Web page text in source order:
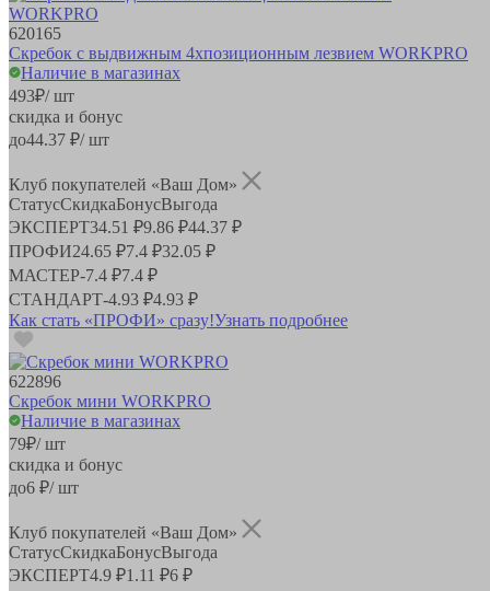
620165
Скребок с выдвижным 4хпозиционным лезвием WORKPRO
Наличие в магазинах
493₽/ шт
скидка и бонус
до44.37 ₽/ шт
Клуб покупателей «Ваш Дом»
СтатусСкидкаБонусВыгода
ЭКСПЕРТ34.51 ₽9.86 ₽44.37 ₽
ПРОФИ24.65 ₽7.4 ₽32.05 ₽
МАСТЕР-7.4 ₽7.4 ₽
СТАНДАРТ-4.93 ₽4.93 ₽
Как стать «ПРОФИ» сразу!Узнать подробнее
622896
Скребок мини WORKPRO
Наличие в магазинах
79₽/ шт
скидка и бонус
до6 ₽/ шт
Клуб покупателей «Ваш Дом»
СтатусСкидкаБонусВыгода
ЭКСПЕРТ4.9 ₽1.11 ₽6 ₽